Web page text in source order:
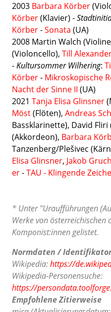
2003 Barbara Körber
Körber(Klavier) -
Körber-Sonata (UA)
2008 Martin Walch
(Violoncello), Till
-Kultursommer Wilhering:
Körber- Mikroskopische
Nacht der Sinne II (UA)
2021 Tanja Elisa Glinsner
Möst(Flöten), Andreas
Bassklarinette), David
(Akkordeon), Barbara
Tanzenberg/Plešivec
Elisa Glinsner, Jakob
er-TAU - Klingende
* Unter "Uraufführungen
Werke von
Komponist:innen gelistet.
Normdaten /
Wikipedia:https://
Wikipedia-Personensuche:
https://
Empfohlene Zitierweise